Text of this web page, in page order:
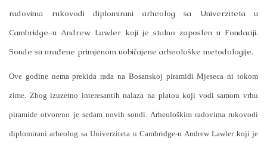
radovima rukovodi diplomirani arheolog sa Univerziteta u
Cambridge-u Andrew Lawler koji je stalno zaposlen u Fondaciji.
Sonde su urađene primjenom uobičajene arheološke metodologije.
Ove godine nema prekida rada na Bosanskoj piramidi Mjeseca ni tokom
zime. Zbog izuzetno interesantih nalaza na platou koji vodi samom vrhu
piramide otvoreno je sedam novih sondi. Arheološkim radovima rukovodi
diplomirani arheolog sa Univerziteta u Cambridge-u Andrew Lawler koji je